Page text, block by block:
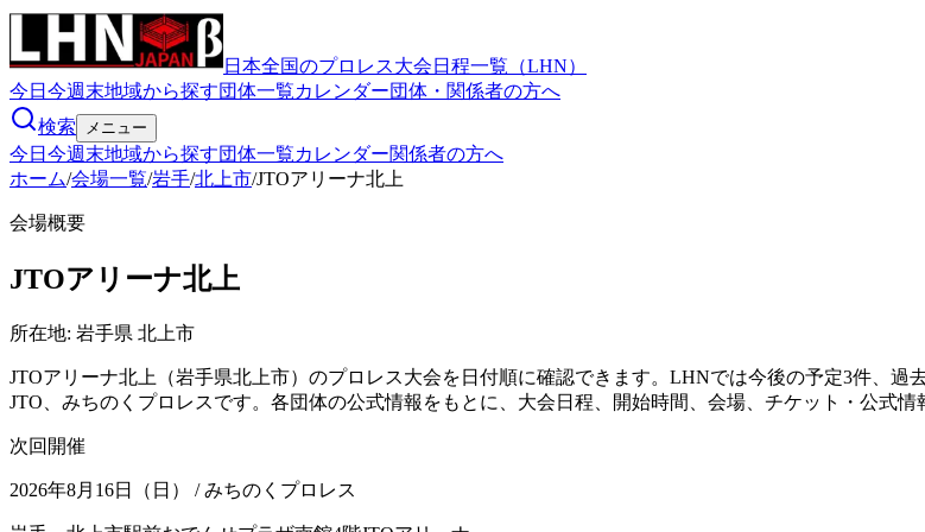
日本全国のプロレス大会日程一覧（LHN）
今日 今週末地域から探す団体一覧カレンダー団体・関係者の方へ
検索
メニュー
今日 今週末地域から探す団体一覧カレンダー関係者の方へ
ホーム/会場一覧/岩手/北上市/JTOアリーナ北上
会場概要
JTOアリーナ北上
所在地: 岩手県 北上市
JTOアリーナ北上（岩手県北上市）のプロレス大会を日付順に確認できます。LHNでは今後の予定3件、
JTO、みちのくプロレスです。各団体の公式情報をもとに、大会日程、開始時間、会場、チケット・公式情
次回開催
2026年8月16日（日） / みちのくプロレス